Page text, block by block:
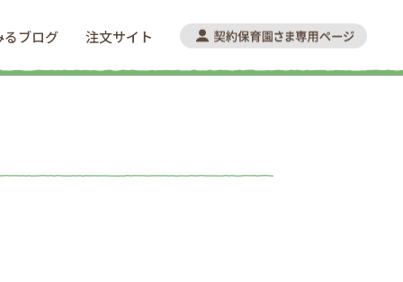
るブログ 注文サイト